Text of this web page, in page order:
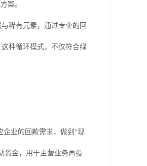
案。
稀有元素，通过专业的回
种循环模式，不仅符合绿
业的回款需求，做到“现
资金，用于主营业务再投